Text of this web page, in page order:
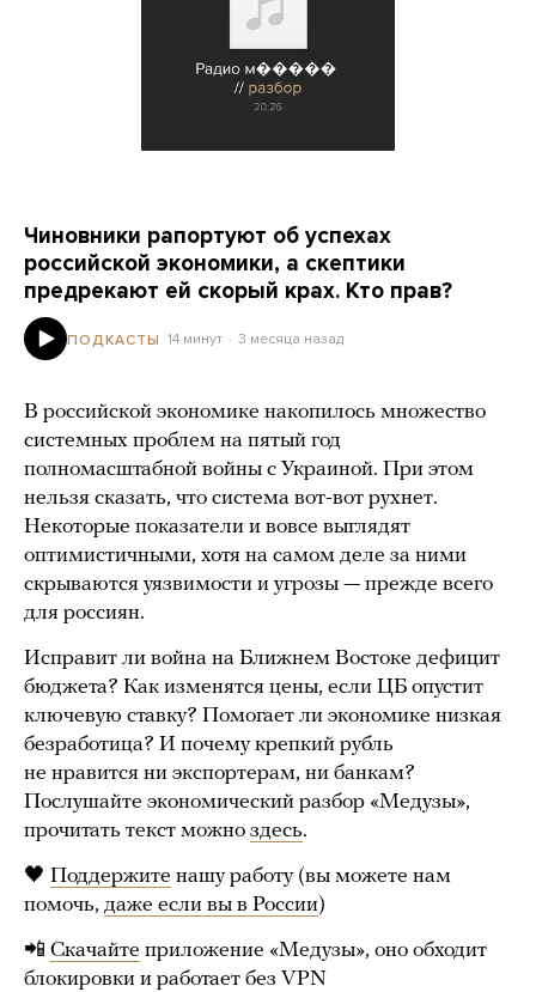
Чиновники рапортуют об успехах
российской экономики, а скептики
предрекают ей скорый крах. Кто прав?
ПОДКАСТЫ 14 минут 3 месяца назад
В российской экономике накопилось множество
системных проблем на пятый год
полномасштабной войны с Украиной. При этом
нельзя сказать, что система вот-вот рухнет.
Некоторые показатели и вовсе выглядят
оптимистичными, хотя на самом деле за ними
скрываются уязвимости и угрозы — прежде всего
для россиян.
Исправит ли война на Ближнем Востоке дефицит
бюджета? Как изменятся цены, если ЦБ опустит
ключевую ставку? Помогает ли экономике низкая
безработица? И почему крепкий рубль
не нравится ни экспортерам, ни банкам?
Послушайте экономический разбор «Медузы»,
прочитать текст можно здесь.
🖤 Поддержите нашу работу (вы можете нам
помочь, даже если вы в России)
📲 Скачайте приложение «Медузы», оно обходит
блокировки и работает без VPN